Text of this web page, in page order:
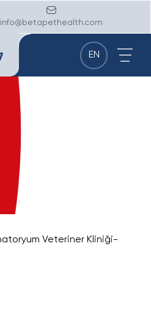
info@betapethealth.com
EN